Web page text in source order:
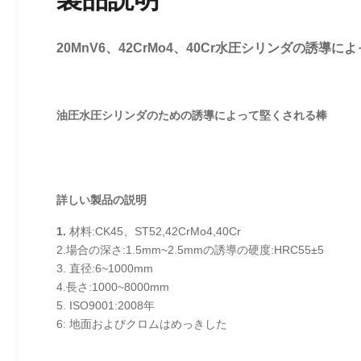
20MnV6、42CrMo4、40Cr水圧シリンダの誘導によ
油圧水圧シリンダのための誘導によって堅くされる棒
詳しい製品の説明
1. 材料:CK45、ST52,42CrMo4,40Cr
2. 場合の深さ:1.5mm~2.5mmの誘導の硬度:HRC55±5
3. 直径:6~1000mm
4.長さ:1000~8000mm
5. ISO9001:2008年
6: 地面およびクロムはめっきした